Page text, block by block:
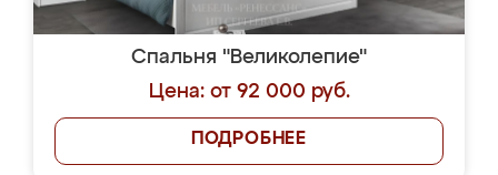
Спальня "Великолепие"
Цена: от 92 000 руб.
ПОДРОБНЕЕ